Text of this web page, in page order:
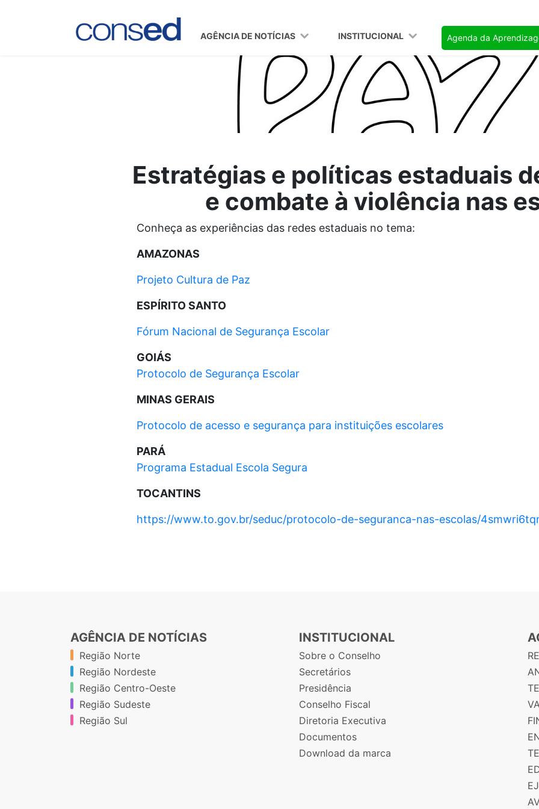
AGÊNCIA DE NOTÍCIAS INSTITUCIONAL Agenda da
Estratégias e políticas estaduais
e combate à violência nas
Conheça as experiências das redes estaduais no tema:
AMAZONAS
Projeto Cultura de Paz
ESPÍRITO SANTO
Fórum Nacional de Segurança Escolar
GOIÁS
Protocolo de Segurança Escolar
MINAS GERAIS
Protocolo de acesso e segurança para instituições escolares
PARÁ
Programa Estadual Escola Segura
TOCANTINS
https://www.to.gov.br/seduc/protocolo-de-seguranca-nas-escolas/
AGÊNCIA DE NOTÍCIAS
Região Norte
Região Nordeste
Região Centro-Oeste
Região Sudeste
Região Sul
INSTITUCIONAL
Sobre o Conselho
Secretários
Presidência
Conselho Fiscal
Diretoria Executiva
Documentos
Download da marca